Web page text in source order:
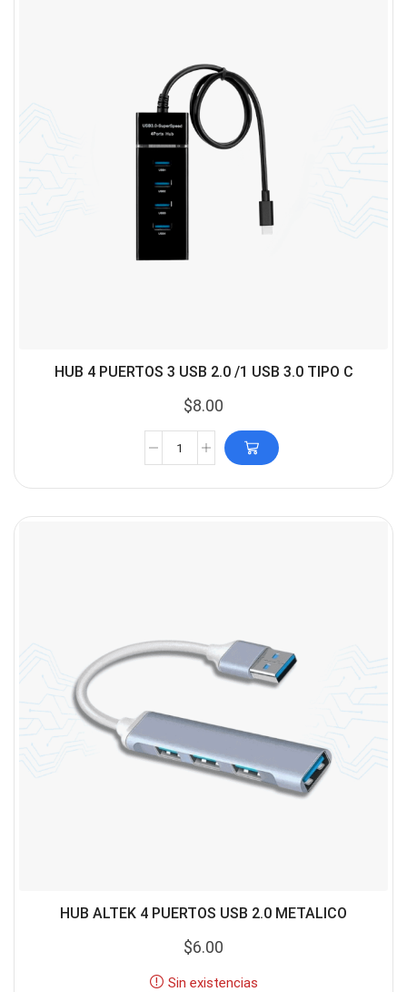
HUB 4 PUERTOS 3 USB 2.0 /1 USB 3.0 TIPO C
$8.00
HUB ALTEK 4 PUERTOS USB 2.0 METALICO
$6.00
Sin existencias